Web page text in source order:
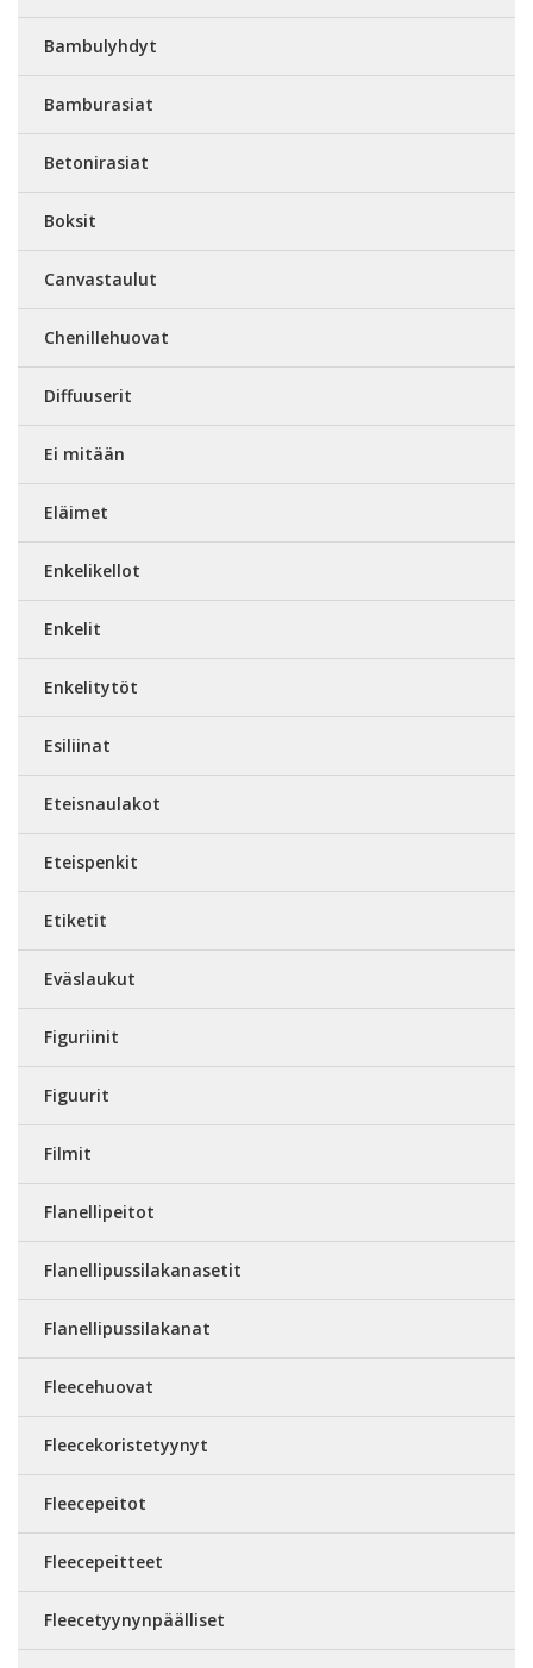
Bambulyhdyt
Bamburasiat
Betonirasiat
Boksit
Canvastaulut
Chenillehuovat
Diffuuserit
Ei mitään
Eläimet
Enkelikellot
Enkelit
Enkelitytöt
Esiliinat
Eteisnaulakot
Eteispenkit
Etiketit
Eväslaukut
Figuriinit
Figuurit
Filmit
Flanellipeitot
Flanellipussilakanasetit
Flanellipussilakanat
Fleecehuovat
Fleecekoristetyynyt
Fleecepeitot
Fleecepeitteet
Fleecetyynynpäälliset